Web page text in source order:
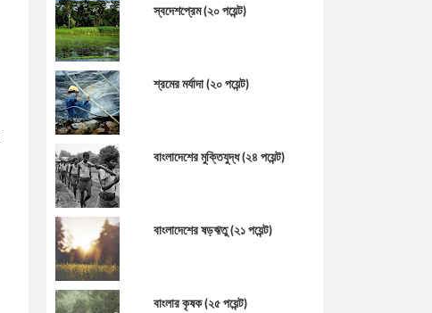
স্বদেশপ্রেম (২০ পয়েন্ট)
শ্রমের মর্যাদা (২০ পয়েন্ট)
বাংলাদেশের মুক্তিযুদ্ধ (২৪ পয়েন্ট)
বাংলাদেশের ষড়ঋতু (২১ পয়েন্ট)
বাংলার কৃষক (২৫ পয়েন্ট)